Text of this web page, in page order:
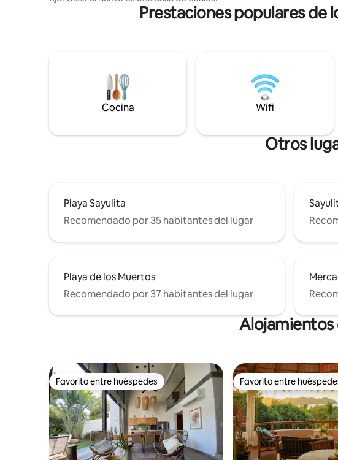
español moderna y elegante ubicada a
una manzana de la plaza. Una azotea con
llena de espacios abiertos brillantes,
paisajismo tropical y diseño que presta
atención a los detalles, dando a esta casa
una sensación de lujo. *Todas las fiestas
baño completo, camas
acondicionado. Piscina
¡Es difícil encontrarlo en
Sayulita en estos
obras en los alrededores
Prestaciones populares de
Cocina Wifi
Otros
Playa Sayulita
Recomendado por 35 habitantes del lugar
Playa de los Muertos
Recomendado por 37 habitantes del lugar
Alojamientos
Favorito entre huéspedes
Favorito entre huéspedes Favorito entre
Favorito entre